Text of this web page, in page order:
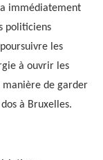
immédiatement
politiciens
les
à ouvrir les
manière de garder
à Bruxelles.